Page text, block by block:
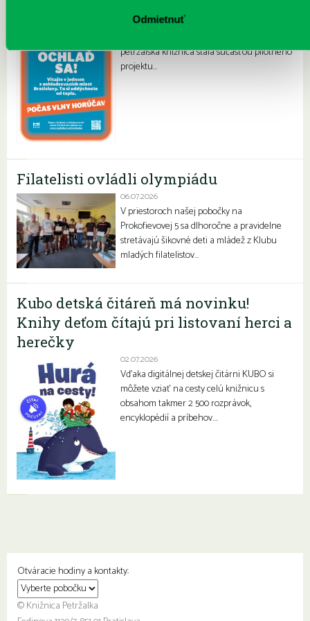
Odmietnuť
Letné horúčavy dajú zabrať každému z nás.
petržalská knižnica stala súčasťou pilotného
projektu…
Filatelisti ovládli olympiádu
06.07.2026
V priestoroch našej pobočky na
Prokofievovej 5 sa dlhoročne a pravidelne
stretávajú šikovné deti a mládež z Klubu
mladých filatelistov…
Kubo detská čitáreň má novinku!
Knihy deťom čítajú pri listovaní herci a
herečky
02.07.2026
Vďaka digitálnej detskej čitárni KUBO si
môžete vziať na cesty celú knižnicu s
obsahom takmer 2 500 rozprávok,
encyklopédií a príbehov….
Otváracie hodiny a kontakty:
© Knižnica Petržalka